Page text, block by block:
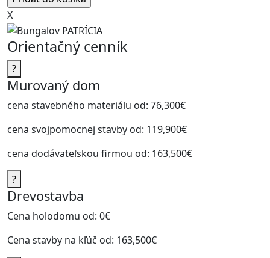
X
Orientačný cenník
?
Murovaný dom
cena stavebného materiálu od: 76,300€
cena svojpomocnej stavby od: 119,900€
cena dodávateľskou firmou od: 163,500€
?
Drevostavba
Cena holodomu od: 0€
Cena stavby na kľúč od: 163,500€